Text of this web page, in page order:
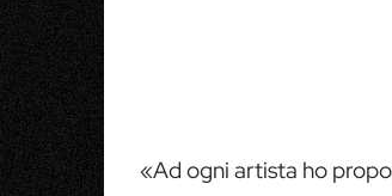
«Ad ogni artista ho